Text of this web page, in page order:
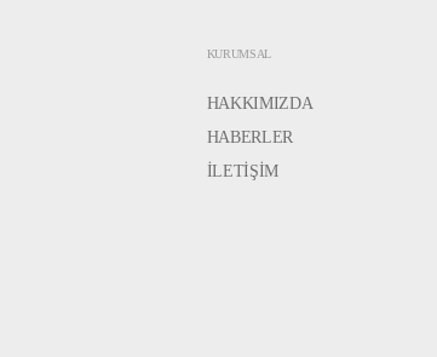
KURUMSAL
HAKKIMIZDA
HABERLER
İLETİŞİM